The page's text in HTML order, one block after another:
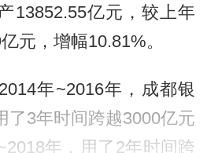
13852.55亿元，较上年
元，增幅10.81%。
年~2016年，成都银
了3年时间跨越3000亿元
年，用了2年时间跨